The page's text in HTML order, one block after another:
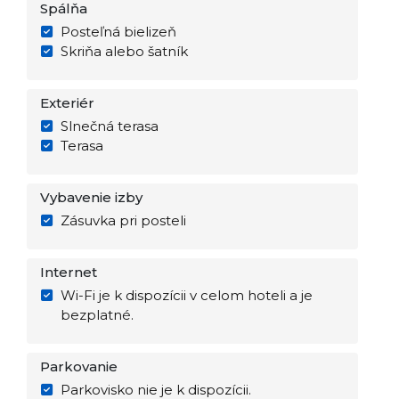
Spálňa
Posteľná bielizeň
Skriňa alebo šatník
Exteriér
Slnečná terasa
Terasa
Vybavenie izby
Zásuvka pri posteli
Internet
Wi-Fi je k dispozícii v celom hoteli a je
bezplatné.
Parkovanie
Parkovisko nie je k dispozícii.